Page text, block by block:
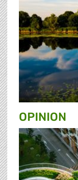
OPINION